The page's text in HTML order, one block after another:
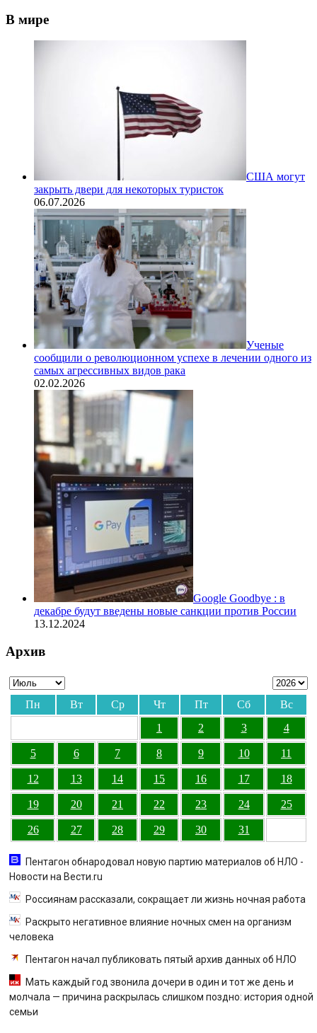
В мире
США могут
закрыть двери для некоторых туристок
06.07.2026
Ученые
сообщили о революционном успехе в лечении одного из
самых агрессивных видов рака
02.02.2026
Google Goodbye : в
декабре будут введены новые санкции против России
13.12.2024
Архив
Пн Вт Ср Чт Пт Сб
Вс
1
2 3 4
5 6 7 8 9 10 11
12 13 14 15 16 17 18
19 20 21 22 23 24 25
26 27 28 29 30 31
Пентагон обнародовал новую партию материалов об НЛО -
Новости на Вести.ru
Россиянам рассказали, сокращает ли жизнь ночная работа
Раскрыто негативное влияние ночных смен на организм
человека
Пентагон начал публиковать пятый архив данных об НЛО
Мать каждый год звонила дочери в один и тот же день и
молчала — причина раскрылась слишком поздно: история одной
семьи